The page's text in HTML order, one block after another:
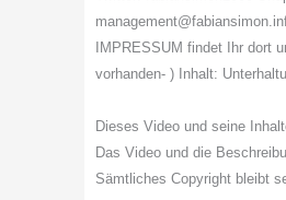
IMPRESSUM findet Ihr dort
vorhanden- ) Inhalt:
Dieses Video und seine
Das Video und die
Sämtliches Copyright bleibt